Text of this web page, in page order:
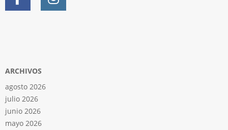
ARCHIVOS
agosto 2026
julio 2026
junio 2026
mayo 2026